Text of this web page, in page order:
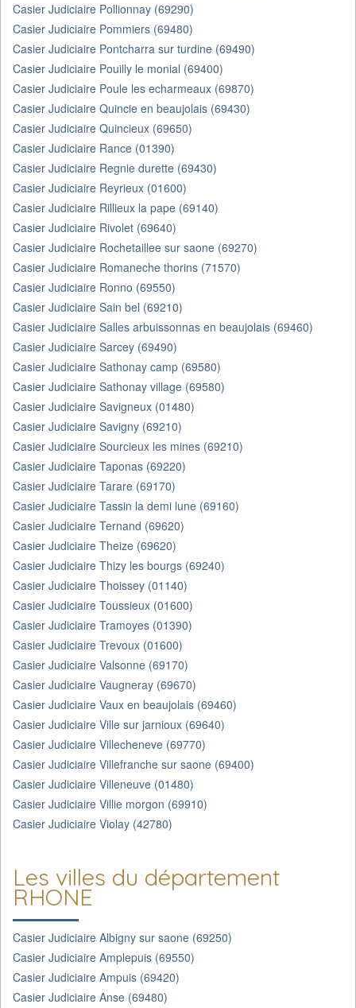
Casier Judiciaire Pollionnay (69290)
Casier Judiciaire Pommiers (69480)
Casier Judiciaire Pontcharra sur turdine (69490)
Casier Judiciaire Pouilly le monial (69400)
Casier Judiciaire Poule les echarmeaux (69870)
Casier Judiciaire Quincie en beaujolais (69430)
Casier Judiciaire Quincieux (69650)
Casier Judiciaire Rance (01390)
Casier Judiciaire Regnie durette (69430)
Casier Judiciaire Reyrieux (01600)
Casier Judiciaire Rillieux la pape (69140)
Casier Judiciaire Rivolet (69640)
Casier Judiciaire Rochetaillee sur saone (69270)
Casier Judiciaire Romaneche thorins (71570)
Casier Judiciaire Ronno (69550)
Casier Judiciaire Sain bel (69210)
Casier Judiciaire Salles arbuissonnas en beaujolais (69460)
Casier Judiciaire Sarcey (69490)
Casier Judiciaire Sathonay camp (69580)
Casier Judiciaire Sathonay village (69580)
Casier Judiciaire Savigneux (01480)
Casier Judiciaire Savigny (69210)
Casier Judiciaire Sourcieux les mines (69210)
Casier Judiciaire Taponas (69220)
Casier Judiciaire Tarare (69170)
Casier Judiciaire Tassin la demi lune (69160)
Casier Judiciaire Ternand (69620)
Casier Judiciaire Theize (69620)
Casier Judiciaire Thizy les bourgs (69240)
Casier Judiciaire Thoissey (01140)
Casier Judiciaire Toussieux (01600)
Casier Judiciaire Tramoyes (01390)
Casier Judiciaire Trevoux (01600)
Casier Judiciaire Valsonne (69170)
Casier Judiciaire Vaugneray (69670)
Casier Judiciaire Vaux en beaujolais (69460)
Casier Judiciaire Ville sur jarnioux (69640)
Casier Judiciaire Villecheneve (69770)
Casier Judiciaire Villefranche sur saone (69400)
Casier Judiciaire Villeneuve (01480)
Casier Judiciaire Villie morgon (69910)
Casier Judiciaire Violay (42780)
Les villes du département
RHONE
Casier Judiciaire Albigny sur saone (69250)
Casier Judiciaire Amplepuis (69550)
Casier Judiciaire Ampuis (69420)
Casier Judiciaire Anse (69480)